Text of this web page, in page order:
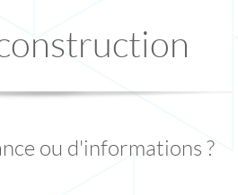
ou d'informations ?